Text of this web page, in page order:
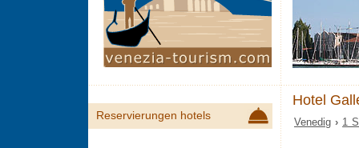
Hotel
Venedig › 1
Reservierungen hotels